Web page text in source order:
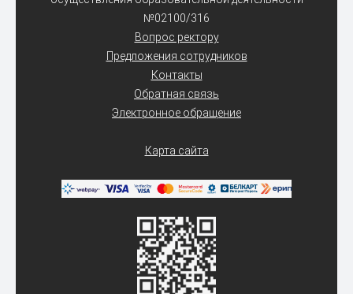
№02100/316
Вопрос ректору
Предложения сотрудников
Контакты
Обратная связь
Электронное обращение
Карта сайта